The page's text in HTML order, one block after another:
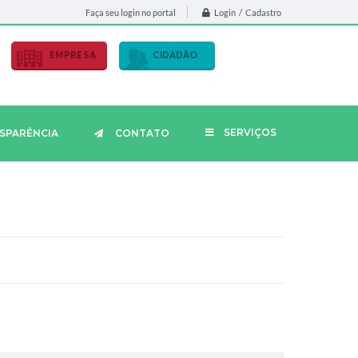
Faça seu login no portal Login / Cadastro
EMPRESA CIDADÃO
CONTATO SERVIÇOS